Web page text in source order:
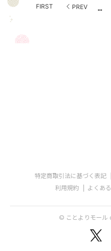
FIRST PREV ...
特定商取引法に基づく表記
利用規約
よくあ
© ことよりモー